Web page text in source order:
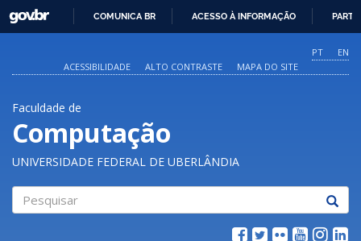
O
CONTEÚDO
GOVBR
COMUNICA BR ACESSO À INFORMAÇÃO
PT
EN
ACESSIBILIDADE
ALTO CONTRASTE MAPA DO SITE
Faculdade de
Computação
UNIVERSIDADE FEDERAL DE UBERLÂNDIA